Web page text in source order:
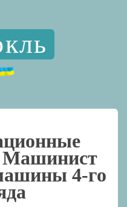
Машинист
4-го